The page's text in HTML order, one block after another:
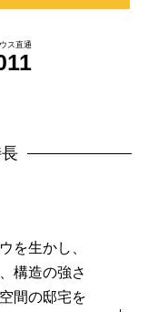
ス直通
を生かし、
構造の強さ
間の邸宅を